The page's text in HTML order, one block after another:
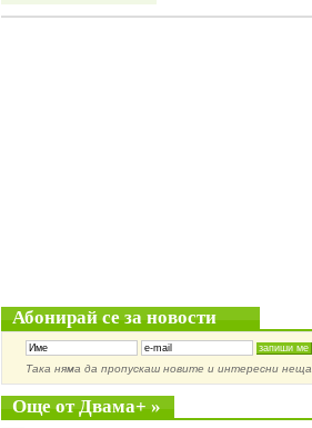
Абонирай се за новости
Така няма да пропускаш новите и интересни неща
Още от Двама+ »